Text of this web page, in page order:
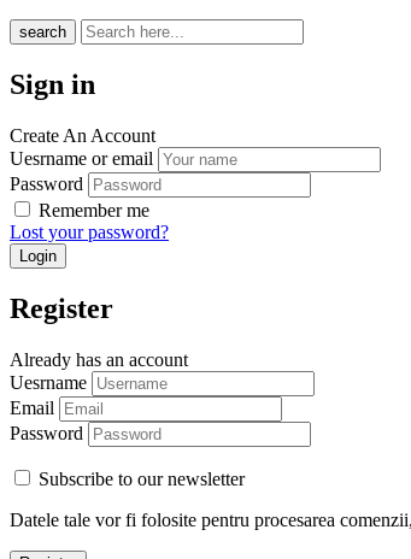
search
Sign in
Create An Account
Uesrname or email
Password
Remember me
Lost your password?
Register
Already has an account
Uesrname
Email
Password
Subscribe to our newsletter
Datele tale vor fi folosite pentru procesarea